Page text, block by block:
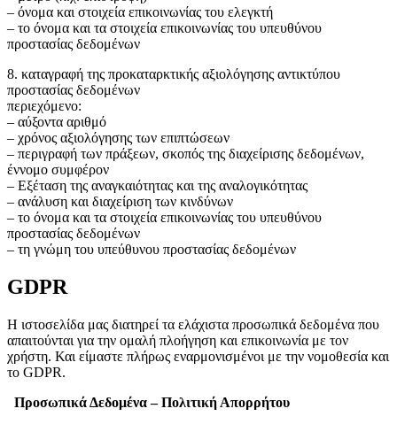
– όνομα και στοιχεία επικοινωνίας του ελεγκτή
– το όνομα και τα στοιχεία επικοινωνίας του υπευθύνου
προστασίας δεδομένων
8. καταγραφή της προκαταρκτικής αξιολόγησης αντικτύπου
προστασίας δεδομένων
περιεχόμενο:
– αύξοντα αριθμό
– χρόνος αξιολόγησης των επιπτώσεων
– περιγραφή των πράξεων, σκοπός της διαχείρισης δεδομένων,
έννομο συμφέρον
– Εξέταση της αναγκαιότητας και της αναλογικότητας
– ανάλυση και διαχείριση των κινδύνων
– το όνομα και τα στοιχεία επικοινωνίας του υπευθύνου
προστασίας δεδομένων
– τη γνώμη του υπεύθυνου προστασίας δεδομένων
GDPR
Η ιστοσελίδα μας διατηρεί τα ελάχιστα προσωπικά δεδομένα που
απαιτούνται για την ομαλή πλοήγηση και επικοινωνία με τον
χρήστη. Και είμαστε πλήρως εναρμονισμένοι με την νομοθεσία και
το GDPR.
Προσωπικά Δεδομένα – Πολιτική Απορρήτου